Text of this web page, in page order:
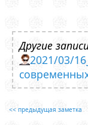
Другие
2021/03/
<< предыдущая заметка